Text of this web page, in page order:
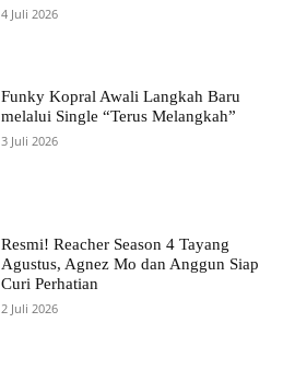
4 Juli 2026
Funky Kopral Awali Langkah Baru
melalui Single “Terus Melangkah”
3 Juli 2026
Resmi! Reacher Season 4 Tayang
Agustus, Agnez Mo dan Anggun Siap
Curi Perhatian
2 Juli 2026